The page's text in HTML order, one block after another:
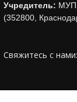
Учредитель: МУП
(352800,
Свяжитесь с нами: